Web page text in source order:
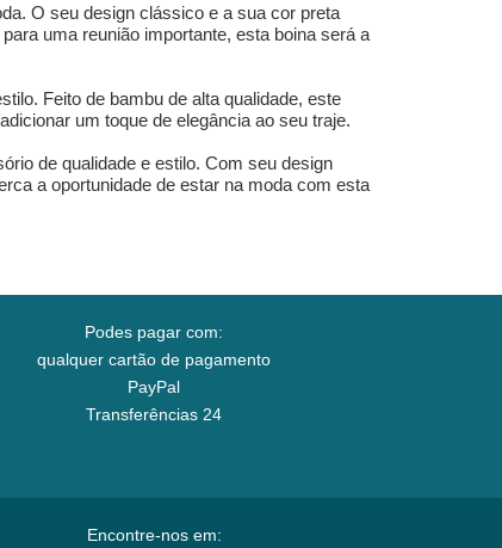
O seu design clássico e a sua cor preta
uma reunião importante, esta boina será a
Feito de bambu de alta qualidade, este
um toque de elegância ao seu traje.
de qualidade e estilo. Com seu design
a oportunidade de estar na moda com esta
Podes pagar com:
qualquer cartão de pagamento
PayPal
Transferências 24
Encontre-nos em: